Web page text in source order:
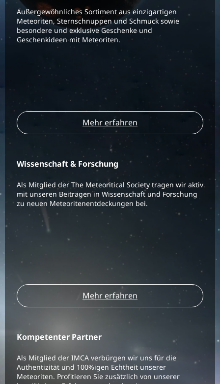
Außergewöhnliches Sortiment aus einzigartigen
Meteoriten, Sternschnuppen und Schmuck sowie
besondere und exklusive Geschenke und
Geschenkideen mit Meteoriten.
Mehr erfahren
Wissenschaft & Forschung
Als Mitglied der The Meteoritical Society tragen wir aktiv
mit unseren Beiträgen in Wissenschaft und Forschung
zu neuen Meteoritenentdeckungen bei.
Mehr erfahren
Kompetenter Partner
Als Mitglied der IMCA verbürgen wir uns für die
Authentizität und 100%igen Echtheit unserer
Meteoriten. Profitieren Sie zusätzlich von unserer